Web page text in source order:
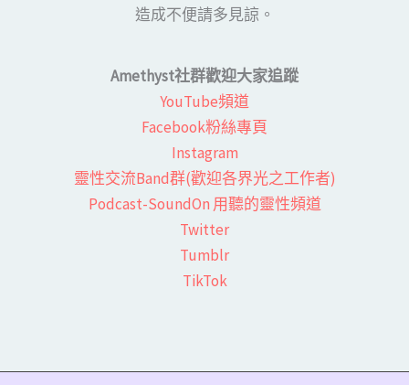
造成不便請多見諒。
Amethyst社群歡迎大家追蹤
YouTube頻道
Facebook粉絲專頁​
Instagram
靈性交流Band群(歡迎各界光之工作者)​
Podcast-SoundOn 用聽的靈性頻道
​Twitter
Tumblr
TikTok